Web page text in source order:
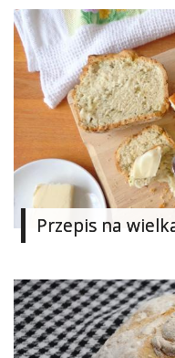
Blogerek
Konkursy
Recenzje
Studniówka
Dodaj
«
Dodaj
Dodaj
galerię
Dodaj
artykuł
Najlepsze
Przepis na